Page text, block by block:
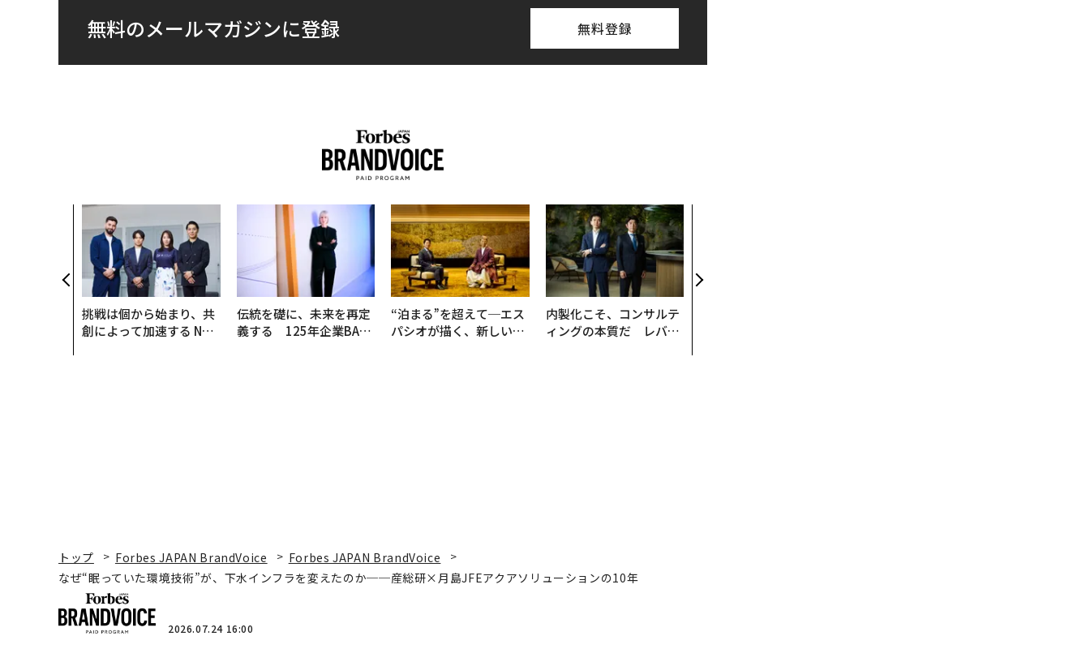
無料のメールマガジンに登録 無料登録
挑戦は個から始まり、共
創によって加速する NOR
伝統を礎に、未来を再定
義する 125年企業BAT
“泊まる”を超えて─エス
パシオが描く、新しい日
内製化こそ、コンサルテ
ィングの本質だ レバレ
トップ Forbes JAPAN BrandVoice
Forbes JAPAN BrandVoice
なぜ“眠っていた環境技術”が、下水インフラを変えたのか──産総研×月島JFEアクアソリューションの10年
2026.07.24 16:00